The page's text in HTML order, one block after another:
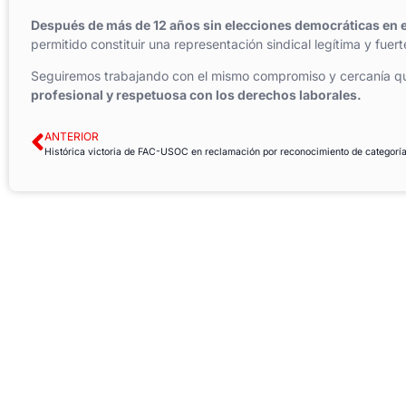
Después de más de 12 años sin elecciones democráticas en
permitido constituir una representación sindical legítima y
Seguiremos trabajando con el mismo compromiso y cercanía
profesional y respetuosa con los derechos laborales.
ANTERIOR
Histórica victoria de FAC-USOC en reclamación por reconocimiento de categoría